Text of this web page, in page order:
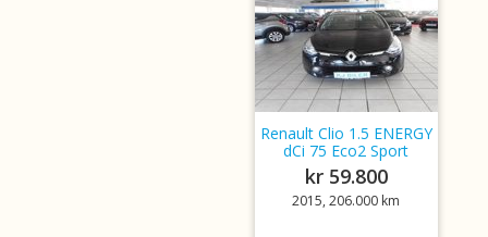
Renault Clio 1.5 ENERGY
dCi 75 Eco2 Sport
kr 59.800
2015, 206.000 km